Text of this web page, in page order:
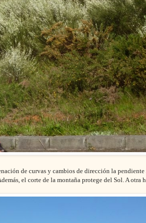
de curvas y cambios de dirección la pendiente
el corte de la montaña protege del Sol. A otra